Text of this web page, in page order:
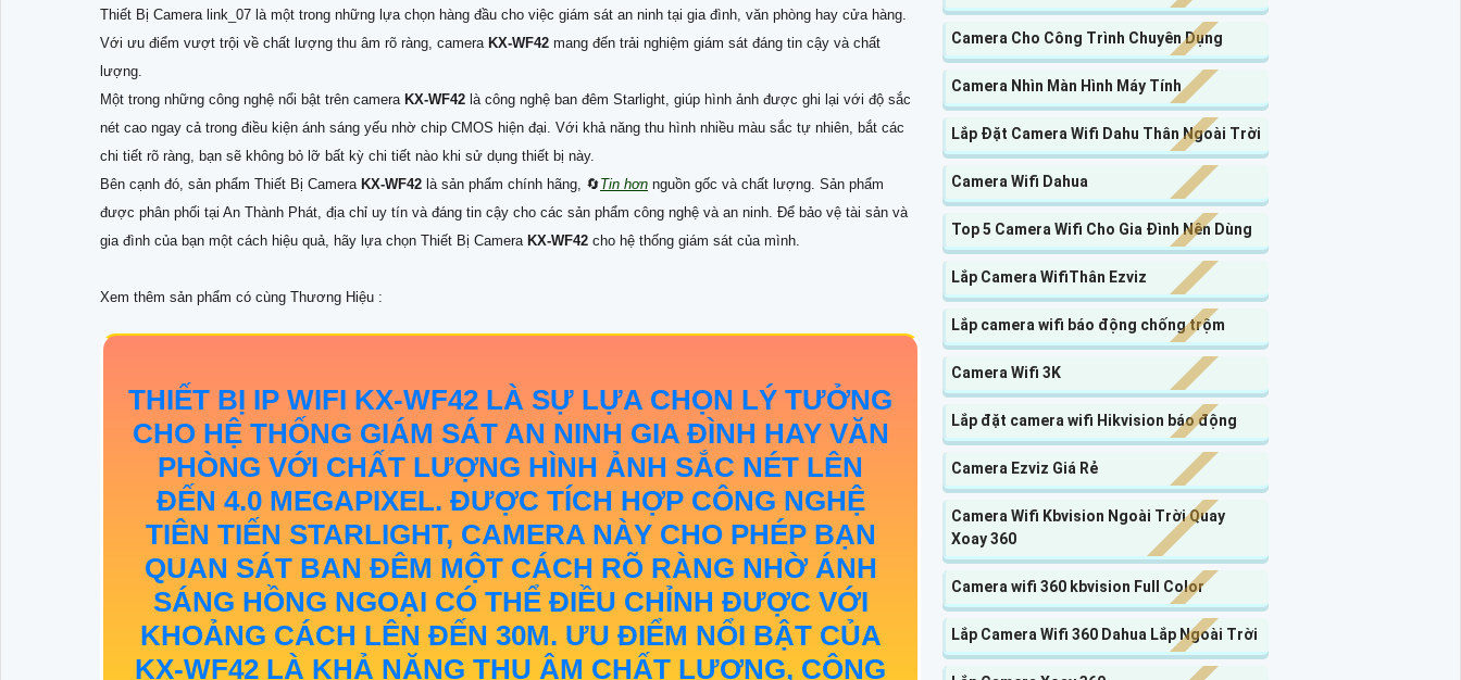
Thiết Bị Camera link_07 là một trong những lựa chọn hàng đầu cho việc giám sát an ninh tại gia đình, văn phòng hay cửa hàng.
Với ưu điểm vượt trội về chất lượng thu âm rõ ràng, camera KX-WF42 mang đến trải nghiệm giám sát đáng tin cậy và chất
lượng.
Một trong những công nghệ nổi bật trên camera KX-WF42 là công nghệ ban đêm Starlight, giúp hình ảnh được ghi lại với độ sắc
nét cao ngay cả trong điều kiện ánh sáng yếu nhờ chip CMOS hiện đại. Với khả năng thu hình nhiều màu sắc tự nhiên, bắt các
chi tiết rõ ràng, bạn sẽ không bỏ lỡ bất kỳ chi tiết nào khi sử dụng thiết bị này.
Bên cạnh đó, sản phẩm Thiết Bị Camera KX-WF42 là sản phẩm chính hãng, 🔄Tin hơn nguồn gốc và chất lượng. Sản phẩm
được phân phối tại An Thành Phát, địa chỉ uy tín và đáng tin cậy cho các sản phẩm công nghệ và an ninh. Để bảo vệ tài sản và
gia đình của bạn một cách hiệu quả, hãy lựa chọn Thiết Bị Camera KX-WF42 cho hệ thống giám sát của mình.
Xem thêm sản phẩm có cùng Thương Hiệu :
THIẾT BỊ IP WIFI KX-WF42 LÀ SỰ LỰA CHỌN LÝ TƯỞNG
CHO HỆ THỐNG GIÁM SÁT AN NINH GIA ĐÌNH HAY VĂN
PHÒNG VỚI CHẤT LƯỢNG HÌNH ẢNH SẮC NÉT LÊN
ĐẾN 4.0 MEGAPIXEL. ĐƯỢC TÍCH HỢP CÔNG NGHỆ
TIÊN TIẾN STARLIGHT, CAMERA NÀY CHO PHÉP BẠN
QUAN SÁT BAN ĐÊM MỘT CÁCH RÕ RÀNG NHỜ ÁNH
SÁNG HỒNG NGOẠI CÓ THỂ ĐIỀU CHỈNH ĐƯỢC VỚI
KHOẢNG CÁCH LÊN ĐẾN 30M. ƯU ĐIỂM NỔI BẬT CỦA
KX-WF42 LÀ KHẢ NĂNG THU ÂM CHẤT LƯỢNG, CÔNG
Camera Cho Công Trình Chuyên Dụng
Camera Nhìn Màn Hình Máy Tính
Lắp Đặt Camera Wifi Dahu Thân Ngoài Trời
Camera Wifi Dahua
Top 5 Camera Wifi Cho Gia Đình Nên Dùng
Lắp Camera WifiThân Ezviz
Lắp camera wifi báo động chống trộm
Camera Wifi 3K
Lắp đặt camera wifi Hikvision báo động
Camera Ezviz Giá Rẻ
Camera Wifi Kbvision Ngoài Trời Quay
Xoay 360
Camera wifi 360 kbvision Full Color
Lắp Camera Wifi 360 Dahua Lắp Ngoài Trời